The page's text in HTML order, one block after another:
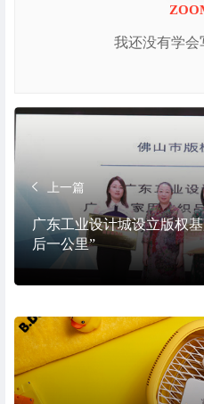
我还没有学会
上一篇
广东工业设计城设立版权
后一公里”